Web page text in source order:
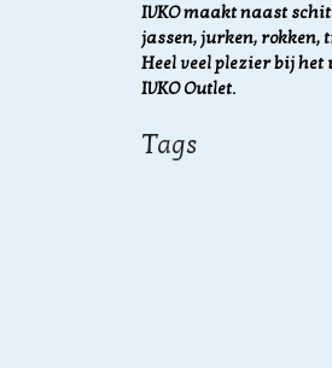
IVKO maakt naast
jassen, jurken, rokken,
Heel veel plezier bij
IVKO Outlet.
Tags